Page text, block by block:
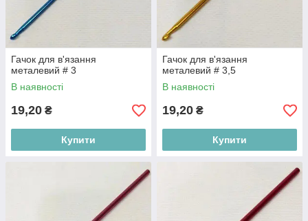
Гачок для в'язання
металевий # 3
В наявності
19,20 ₴
Купити
Гачок для в'язання
металевий # 3,5
В наявності
19,20 ₴
Купити